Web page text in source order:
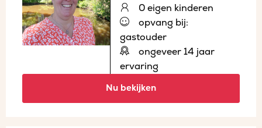
0 eigen kinderen
opvang bij:
gastouder
ongeveer 14 jaar
ervaring
Nu bekijken